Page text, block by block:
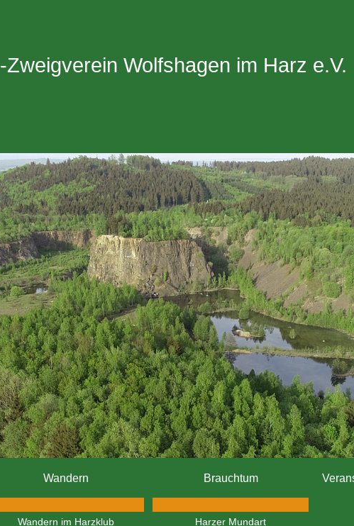
Zweigverein Wolfshagen im Harz e.V.
Wandern
Wandern im Harzklub
Brauchtum
Harzer Mundart